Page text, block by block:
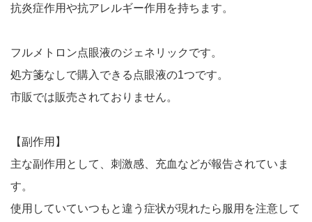
抗炎症作用や抗アレルギー作用を持ちます。
フルメトロン点眼液のジェネリックです。
処方箋なしで購入できる点眼液の1つです。
市販では販売されておりません。
【副作用】
主な副作用として、刺激感、充血などが報告されていま
す。
使用していていつもと違う症状が現れたら服用を注意して